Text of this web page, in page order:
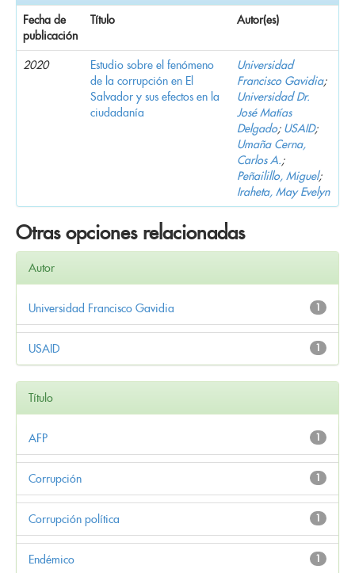
Fecha de
publicación
Título Autor(es)
2020
Estudio sobre el fenómeno
de la corrupción en El
Salvador y sus efectos en la
ciudadanía
Universidad
Francisco Gavidia;
Universidad Dr.
José Matías
Delgado; USAID;
Umaña Cerna,
Carlos A.;
Peñailillo, Miguel;
Iraheta, May Evelyn
Otras opciones relacionadas
Autor
1
Universidad Francisco Gavidia
1
USAID
Título
1
AFP
1
Corrupción
1
Corrupción política
1
Endémico